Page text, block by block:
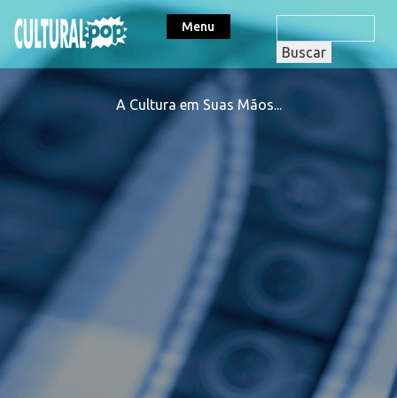
Menu
A Cultura em Suas Mãos...